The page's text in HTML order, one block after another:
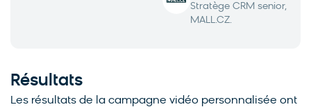
Stratège CRM senior,
MALL.CZ.
Résultats
Les résultats de la campagne vidéo personnalisée ont